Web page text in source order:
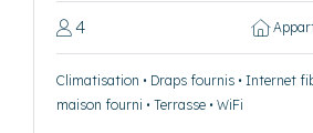
4
Climatisation • Draps fournis • Internet
maison fourni • Terrasse • WiFi